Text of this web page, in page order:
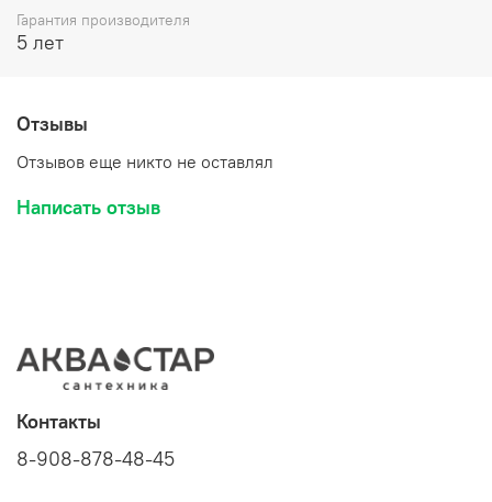
Гарантия производителя
5 лет
Отзывы
Отзывов еще никто не оставлял
Написать отзыв
Контакты
8-908-878-48-45